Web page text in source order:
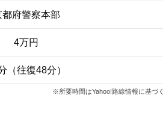
都府警察本部
4万円
（往復48分）
※所要時間はYahoo!路線情報に基づく